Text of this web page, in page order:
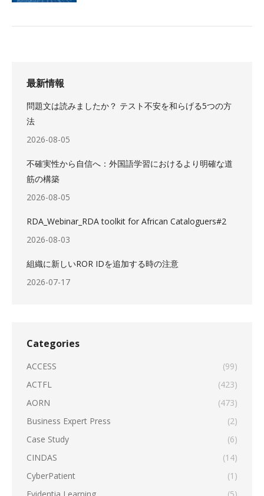
最新情報
問題文は読みましたか？ テスト不安を和らげる5つの方
法
2026-08-05
不確実性から自信へ：外国語学習におけるより明確な道
筋の構築
2026-08-05
RDA_Webinar_RDA toolkit for African Cataloguers#2
2026-08-03
組織に新しいROR IDを追加する時の注意
2026-07-17
Categories
ACCESS
(99)
ACTFL
(423)
AORN
(473)
Business Expert Press
(2)
Case Study
(6)
CINDAS
(14)
CyberPatient
(1)